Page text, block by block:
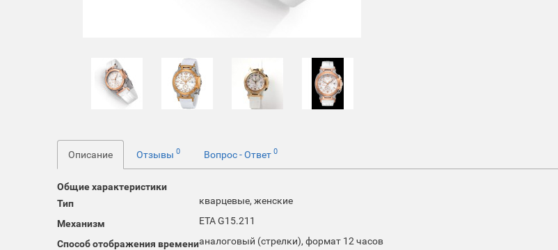
Описание Отзывы0 Вопрос - Ответ0
Общие характеристики
Тип
кварцевые, женские
Механизм ETA G15.211
Способ отображения временианалоговый (стрелки), формат 12 часов